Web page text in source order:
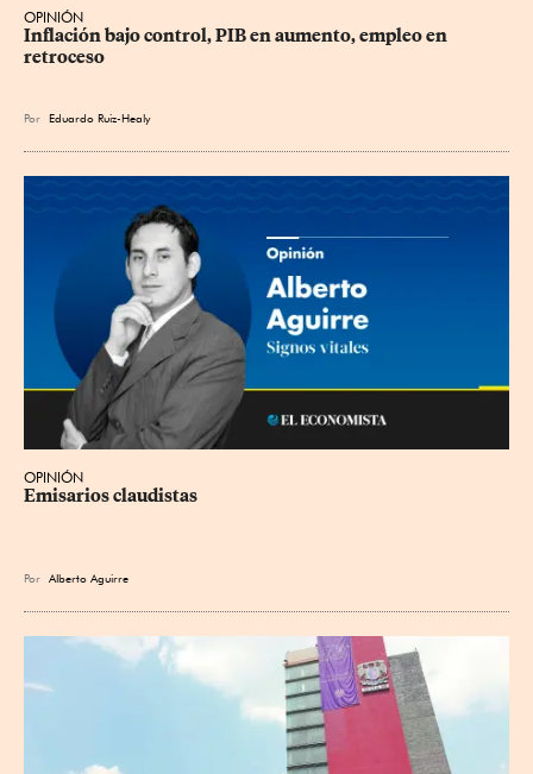
OPINIÓN
Inflación bajo control, PIB en aumento, empleo en
retroceso
Por Eduardo Ruiz-Healy
OPINIÓN
Emisarios claudistas
Por Alberto Aguirre